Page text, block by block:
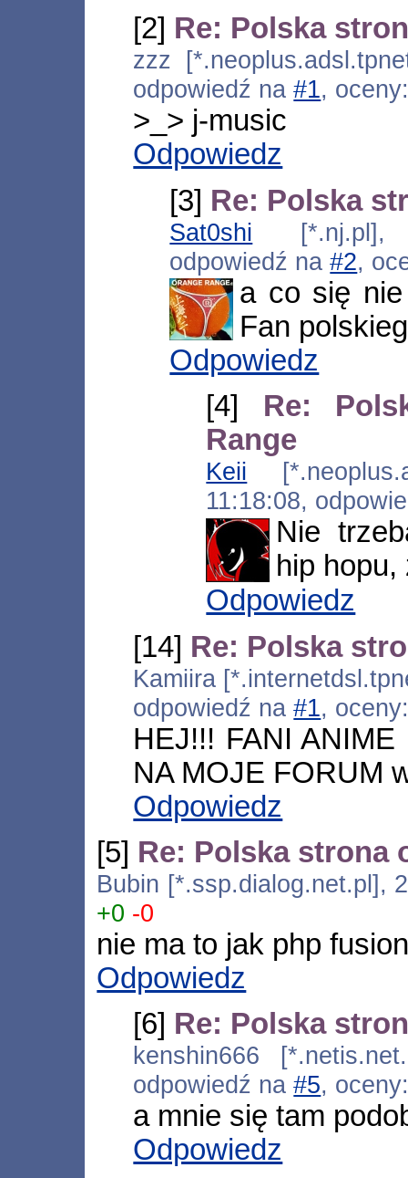
[2] Re: Polska
zzz
odpowiedź na#1,
>_> j-music
Odpowiedz
[3] Re: Polska
Sat0shi [*.nj.pl],
odpowiedź na#2,
a co się
Fan
Odpowiedz
[4] Re:
Range
Keii
11:18:08,
Nie
hip
Odpowiedz
[14] Re: Polska
Kamiira
odpowiedź na#1,
HEJ!!! FANI
NA MOJE FORUM
Odpowiedz
[5] Re: Polska strona
Bubin [*.ssp.dialog.net.pl],
+0 -0
nie ma to jak php
Odpowiedz
[6] Re: Polska
kenshin666
odpowiedź na#5,
a mnie się tam
Odpowiedz